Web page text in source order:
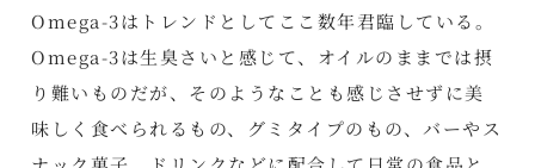
Omega-3はトレンドとしてここ数年君臨している。
Omega-3は生臭さいと感じて、オイルのままでは摂
り難いものだが、そのようなことも感じさせずに美
味しく食べられるもの、グミタイプのもの、バーやス